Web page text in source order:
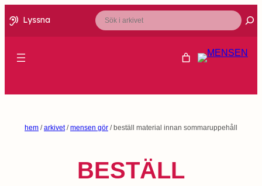
Lyssna
Sök
hem /arkivet/mensen gör / beställ material innan sommaruppehåll
BESTÄLL